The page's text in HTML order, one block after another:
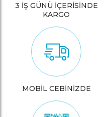
3 İŞ GÜNÜ İÇERİSİNDE
KARGO
MOBİL CEBİNİZDE